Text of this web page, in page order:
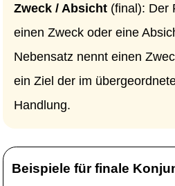
Zweck / Absicht (final): Der
einen Zweck oder eine
Nebensatz nennt einen
ein Ziel der im
Handlung.
Beispiele für finale